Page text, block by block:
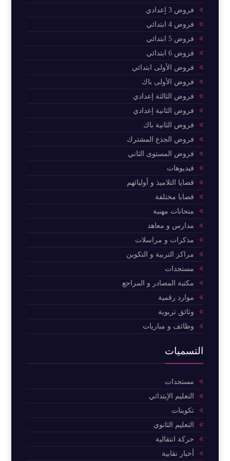
فروض 3 إعدادي
فروض 4 ابتدائي
فروض 5 ابتدائي
فروض 6 ابتدائي
فروض الأولى ابتدائي
فروض الأولى باك
فروض الثالثة إعدادي
فروض الثانية إعدادي
فروض الثانية باك
فروض الجذع المشترك
فروض المستوى الثاني
فيديوهات
قضايا التلاميذ و أوليائهم
قضايا مختلفة
متحانات مهنية
مدارس و معاهد
مذكرات و مراسلات
مراكز التربية و التكوين
مستجدات
مكتبة المصادر و المراجع
موارد رقمية
وثائق تربوية
وظائف و مباريات
التسميات
مستجدات
التعليم الإبتدائي
تكوينات
التعليم الثانوي
حركة انتقالية
أخبار نقابية